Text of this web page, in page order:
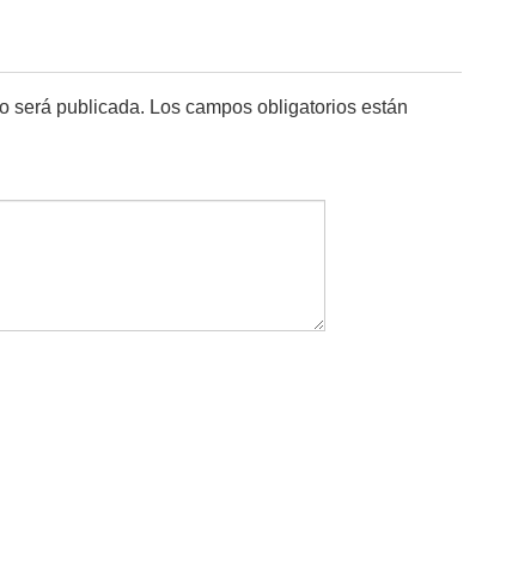
será publicada. Los campos obligatorios están